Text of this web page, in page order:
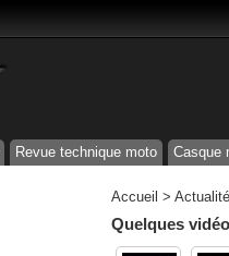
Revue technique moto Casque
Accueil >
Quelques